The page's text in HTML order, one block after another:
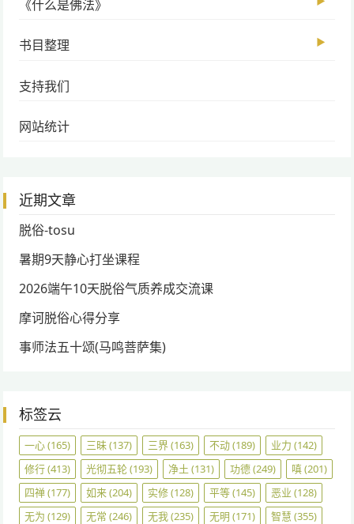
《什么是佛法》
书目整理 ▶
支持我们
网站统计
近期文章
脱俗-tosu
暑期9天静心打坐课程
2026端午10天脱俗气质养成交流课
摩诃脱俗心得分享
事师法五十颂(马鸣菩萨集)
标签云
一心(165) 三昧(137) 三界(163) 不动(189) 业力 (142)
修行(413) 光彻五轮(193) 净土 (131) 功德(249) 嗔(201)
四禅(177) 如来(204) 实修(128) 平等(145) 恶业 (128)
无为 (129) 无常 (246) 无我(235) 无明 (171) 智慧 (355)